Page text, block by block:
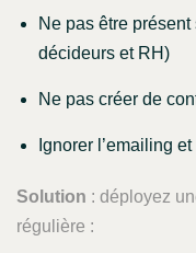
Ne pas être
décideurs et RH)
Ne pas créer de
Ignorer l’emailing
Solution : déployez
régulière :